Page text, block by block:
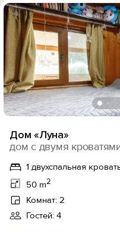
Дом «Луна»
дом с двумя
1 двухспальная
50 m2
Комнат: 2
Гостей: 4